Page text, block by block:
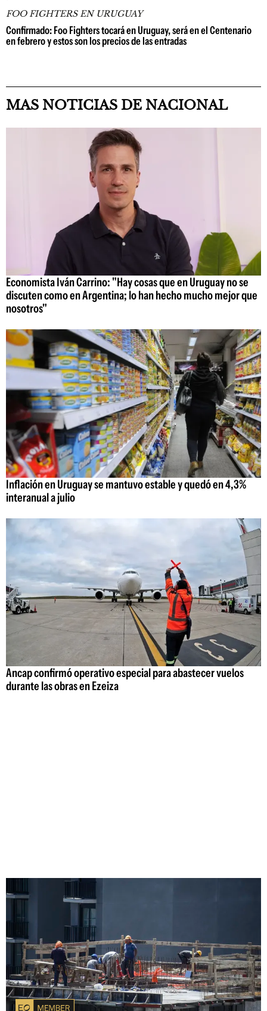
FOO FIGHTERS EN URUGUAY
Confirmado: Foo Fighters tocará en Uruguay, será en el Centenario
en febrero y estos son los precios de las entradas
MAS NOTICIAS DE NACIONAL
Economista Iván Carrino: "Hay cosas que en Uruguay no se
discuten como en Argentina; lo han hecho mucho mejor que
nosotros"
Inflación en Uruguay se mantuvo estable y quedó en 4,3%
interanual a julio
Ancap confirmó operativo especial para abastecer vuelos
durante las obras en Ezeiza